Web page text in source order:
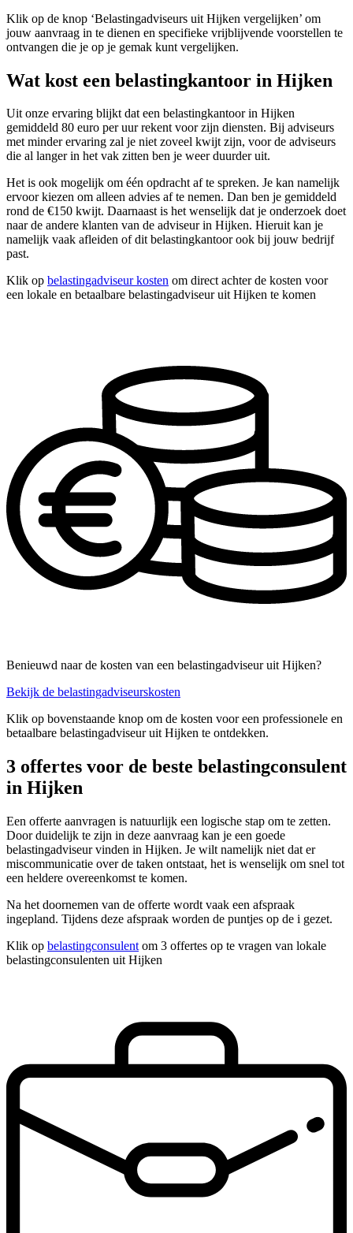
Klik op de knop ‘Belastingadviseurs uit Hijken vergelijken’ om
jouw aanvraag in te dienen en specifieke vrijblijvende voorstellen te
ontvangen die je op je gemak kunt vergelijken.
Wat kost een belastingkantoor in Hijken
Uit onze ervaring blijkt dat een belastingkantoor in Hijken
gemiddeld 80 euro per uur rekent voor zijn diensten. Bij adviseurs
met minder ervaring zal je niet zoveel kwijt zijn, voor de adviseurs
die al langer in het vak zitten ben je weer duurder uit.
Het is ook mogelijk om één opdracht af te spreken. Je kan namelijk
ervoor kiezen om alleen advies af te nemen. Dan ben je gemiddeld
rond de €150 kwijt. Daarnaast is het wenselijk dat je onderzoek doet
naar de andere klanten van de adviseur in Hijken. Hieruit kan je
namelijk vaak afleiden of dit belastingkantoor ook bij jouw bedrijf
past.
Klik op belastingadviseur kosten om direct achter de kosten voor
een lokale en betaalbare belastingadviseur uit Hijken te komen
Benieuwd naar de kosten van een belastingadviseur uit Hijken?
Bekijk de belastingadviseurskosten
Klik op bovenstaande knop om de kosten voor een professionele en
betaalbare belastingadviseur uit Hijken te ontdekken.
3 offertes voor de beste belastingconsulent
in Hijken
Een offerte aanvragen is natuurlijk een logische stap om te zetten.
Door duidelijk te zijn in deze aanvraag kan je een goede
belastingadviseur vinden in Hijken. Je wilt namelijk niet dat er
miscommunicatie over de taken ontstaat, het is wenselijk om snel tot
een heldere overeenkomst te komen.
Na het doornemen van de offerte wordt vaak een afspraak
ingepland. Tijdens deze afspraak worden de puntjes op de i gezet.
Klik op belastingconsulent om 3 offertes op te vragen van lokale
belastingconsulenten uit Hijken